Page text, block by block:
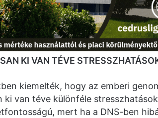
KI VAN TÉVE
kiemelték, hogy az emberi
ki van téve különféle
mert ha a DNS-ben